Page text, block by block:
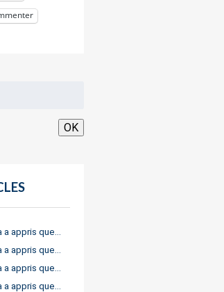
OK
appris que…
appris que…
appris que…
appris que…